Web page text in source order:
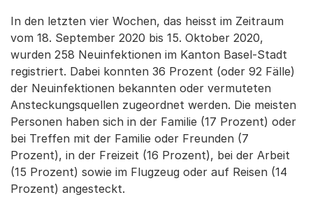
In den letzten vier Wochen, das heisst im Zeitraum
vom 18. September 2020 bis 15. Oktober 2020,
wurden 258 Neuinfektionen im Kanton Basel-Stadt
registriert. Dabei konnten 36 Prozent (oder 92 Fälle)
der Neuinfektionen bekannten oder vermuteten
Ansteckungsquellen zugeordnet werden. Die meisten
Personen haben sich in der Familie (17 Prozent) oder
bei Treffen mit der Familie oder Freunden (7
Prozent), in der Freizeit (16 Prozent), bei der Arbeit
(15 Prozent) sowie im Flugzeug oder auf Reisen (14
Prozent) angesteckt.